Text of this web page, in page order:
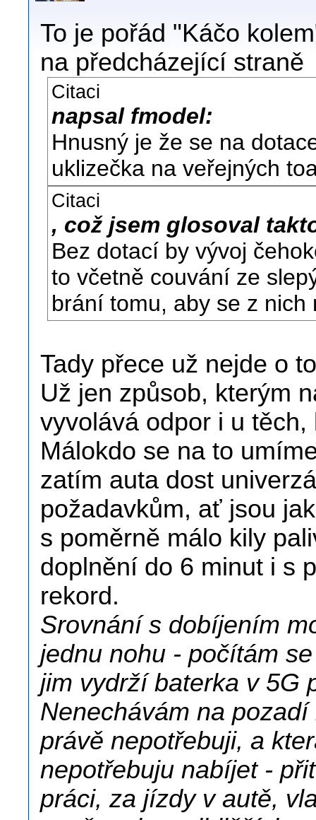
To je pořád "Káčo
na předcházející straně
Citaci
napsal fmodel:
Hnusný je že se na
uklizečka na veřejných
Citaci
, což jsem glosoval
Bez dotací by vývoj
to včetně couvání ze
brání tomu, aby se z
Tady přece už nejde o
Už jen způsob, kterým
vyvolává odpor i u
Málokdo se na to
zatím auta dost
požadavkům, ať jsou
s poměrně málo kily
doplnění do 6 minut i s
rekord.
Srovnání s dobíjením
jednu nohu - počítám
jim vydrží baterka v 5G
Nenechávám na
právě nepotřebuji, a
nepotřebuju nabíjet -
práci, za jízdy v autě,